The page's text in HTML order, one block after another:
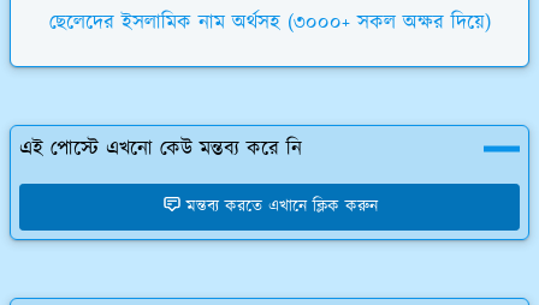
ছেলেদের ইসলামিক নাম অর্থসহ (৩০০০+ সকল অক্ষর দিয়ে)
এই পোস্টে এখনো কেউ মন্তব্য করে নি
মন্তব্য করতে এখানে ক্লিক করুন